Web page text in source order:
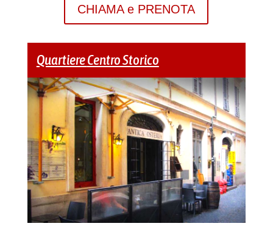
CHIAMA e PRENOTA
QuartiereCentro Storico